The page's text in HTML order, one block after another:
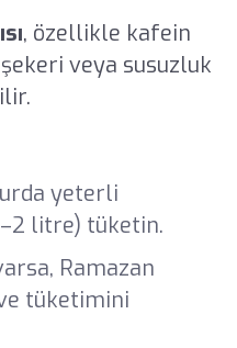
, özellikle kafein
veya susuzluk
yeterli
litre) tüketin.
Ramazan
tüketimini